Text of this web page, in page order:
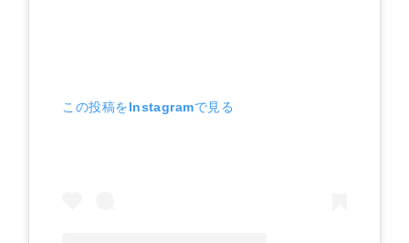
この投稿をInstagramで見る